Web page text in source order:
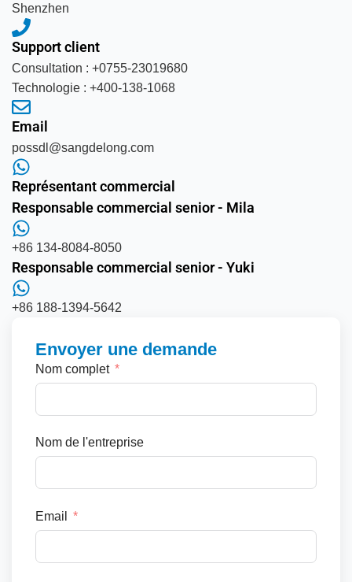
Shenzhen
Support client
Consultation : +0755-23019680
Technologie : +400-138-1068
Email
possdl@sangdelong.com
Représentant commercial
Responsable commercial senior - Mila
+86 134-8084-8050
Responsable commercial senior - Yuki
+86 188-1394-5642
Envoyer une demande
Nom complet
Nom de l'entreprise
Email